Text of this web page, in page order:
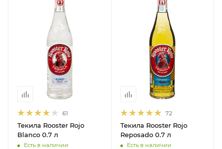
61
Текила Rooster Rojo
Blanco 0.7 л
Есть в наличии
72
Текила Rooster Rojo
Reposado 0.7 л
Есть в наличии